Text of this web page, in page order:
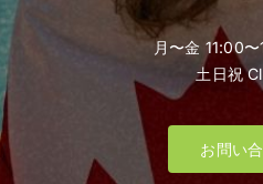
月〜金 11:00
土日祝
お問い